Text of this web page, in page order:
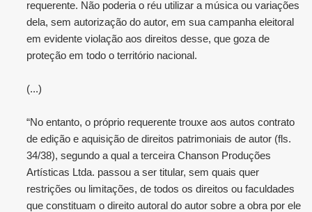
requerente. Não poderia o réu utilizar a música ou variações
dela, sem autorização do autor, em sua campanha eleitoral
em evidente violação aos direitos desse, que goza de
proteção em todo o território nacional.
(...)
“No entanto, o próprio requerente trouxe aos autos contrato
de edição e aquisição de direitos patrimoniais de autor (fls.
34/38), segundo a qual a terceira Chanson Produções
Artísticas Ltda. passou a ser titular, sem quais quer
restrições ou limitações, de todos os direitos ou faculdades
que constituam o direito autoral do autor sobre a obra por ele